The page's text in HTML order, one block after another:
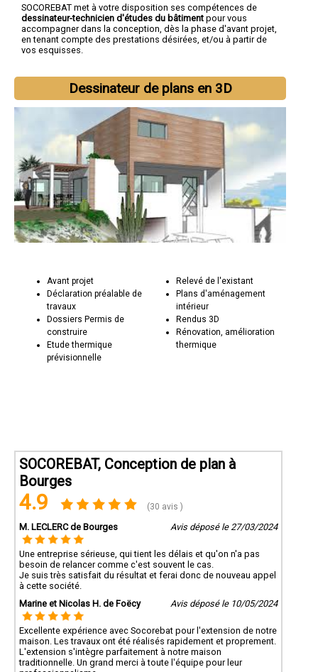
SOCOREBAT met à votre disposition ses compétences de
dessinateur-technicien d'études du bâtiment pour vous
accompagner dans la conception, dès la phase d'avant projet,
en tenant compte des prestations désirées, et/ou à partir de
vos esquisses.
Dessinateur de plans en 3D
Avant projet
Déclaration préalable de
travaux
Dossiers Permis de
construire
Etude thermique
prévisionnelle
Relevé de l'existant
Plans d'aménagement
intérieur
Rendus 3D
Rénovation, amélioration
thermique
SOCOREBAT, Conception de plan à
Bourges
4.9 (30 avis )
M. LECLERC de Bourges Avis déposé le 27/03/2024
Une entreprise sérieuse, qui tient les délais et qu'on n'a pas
besoin de relancer comme c'est souvent le cas.
Je suis très satisfait du résultat et ferai donc de nouveau appel
à cette société.
Marine et Nicolas H. de Foëcy
Avis déposé le 10/05/2024
Excellente expérience avec Socorebat pour l'extension de notre
maison. Les travaux ont été réalisés rapidement et proprement.
L'extension s'intègre parfaitement à notre maison
traditionnelle. Un grand merci à toute l'équipe pour leur